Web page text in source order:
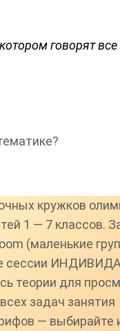
говорят
кружков
1 — 7 классов.
(маленькие
сессии
теории для
задач занятия
— выбирайте